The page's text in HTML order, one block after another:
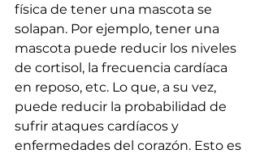
física de tener una mascota se
solapan. Por ejemplo, tener una
mascota puede reducir los niveles
de cortisol, la frecuencia cardíaca
en reposo, etc. Lo que, a su vez,
puede reducir la probabilidad de
sufrir ataques cardíacos y
enfermedades del corazón. Esto es